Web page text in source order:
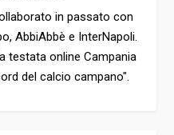
in passato con
AbbiAbbè e InterNapoli.
online Campania
del calcio campano".